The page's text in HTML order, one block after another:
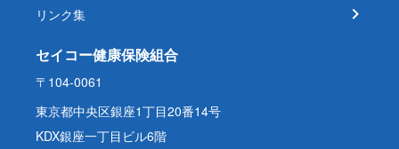
リンク集
セイコー健康保険組合
〒104-0061
東京都中央区銀座1丁目20番14号
KDX銀座一丁目ビル6階